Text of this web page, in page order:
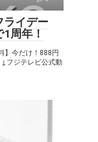
ライデー
1周年！
】今だけ！888円
フジテレビ公式動